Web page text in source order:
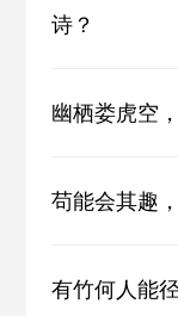
诗？
幽栖娄虎空
苟能会其趣
有竹何人能